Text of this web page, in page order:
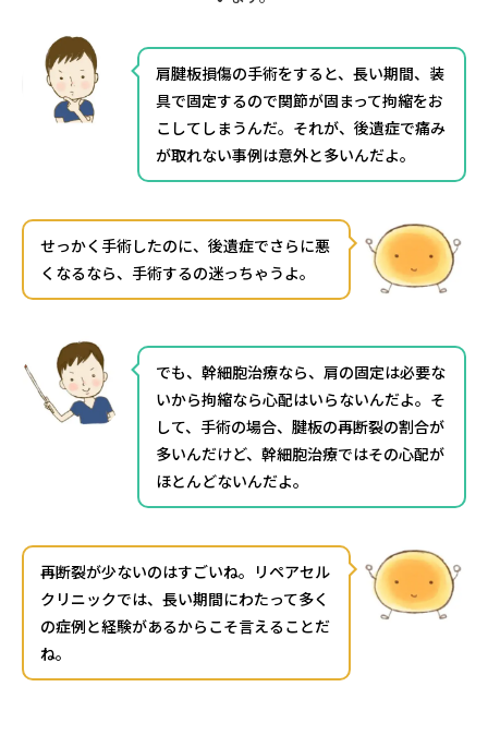
肩腱板損傷の手術をすると、長い期間、装
具で固定するので関節が固まって拘縮をお
こしてしまうんだ。それが、後遺症で痛み
が取れない事例は意外と多いんだよ。
せっかく手術したのに、後遺症でさらに悪
くなるなら、手術するの迷っちゃうよ。
でも、幹細胞治療なら、肩の固定は必要な
いから拘縮なら心配はいらないんだよ。そ
して、手術の場合、腱板の再断裂の割合が
多いんだけど、幹細胞治療ではその心配が
ほとんどないんだよ。
再断裂が少ないのはすごいね。リペアセル
クリニックでは、長い期間にわたって多く
の症例と経験があるからこそ言えることだ
ね。